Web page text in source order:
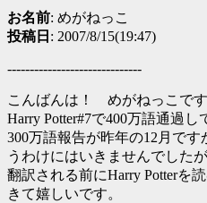
お名前: めがねっこ
投稿日 : 2007/8/15(19:47)
------------------------------
こんばんは！ めがねっこで
Harry Potter#7で400万語通過し
300万語報告が昨年の12月で
うわけにはいきませんでしたが
翻訳される前にHarry Potterを
きて嬉しいです。